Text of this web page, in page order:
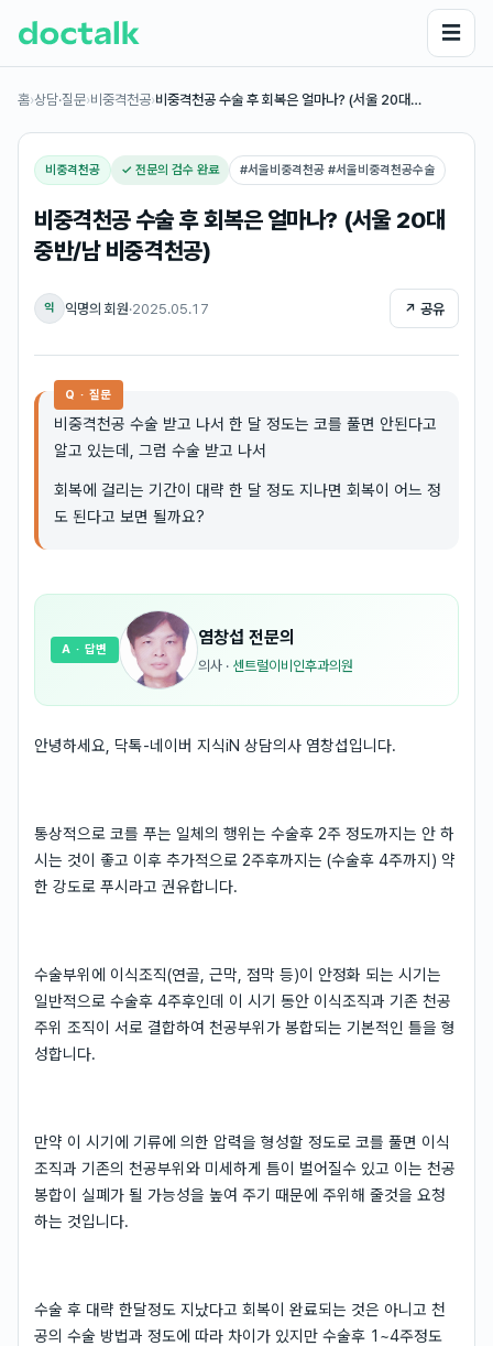
☰
홈›상담·질문›비중격천공›비중격천공 수술 후 회복은 얼마나? (서울 20대…
비중격천공 ✓ 전문의 검수 완료 #서울비중격천공 #서울비중격천공수술
비중격천공 수술 후 회복은 얼마나? (서울 20대
중반/남 비중격천공)
익 익명의 회원·2025.05.17 ↗ 공유
Q · 질문
비중격천공 수술 받고 나서 한 달 정도는 코를 풀면 안된다고
알고 있는데, 그럼 수술 받고 나서
회복에 걸리는 기간이 대략 한 달 정도 지나면 회복이 어느 정
도 된다고 보면 될까요?
염창섭 전문의
의사 · 센트럴이비인후과의원
A · 답변
안녕하세요, 닥톡-네이버 지식iN 상담의사 염창섭입니다.
통상적으로 코를 푸는 일체의 행위는 수술후 2주 정도까지는 안 하
시는 것이 좋고 이후 추가적으로 2주후까지는 (수술후 4주까지) 약
한 강도로 푸시라고 권유합니다.
수술부위에 이식조직(연골, 근막, 점막 등)이 안정화 되는 시기는
일반적으로 수술후 4주후인데 이 시기 동안 이식조직과 기존 천공
주위 조직이 서로 결합하여 천공부위가 봉합되는 기본적인 틀을 형
성합니다.
만약 이 시기에 기류에 의한 압력을 형성할 정도로 코를 풀면 이식
조직과 기존의 천공부위와 미세하게 틈이 벌어질수 있고 이는 천공
봉합이 실폐가 될 가능성을 높여 주기 때문에 주위해 줄것을 요청
하는 것입니다.
수술 후 대략 한달정도 지났다고 회복이 완료되는 것은 아니고 천
공의 수술 방법과 정도에 따라 차이가 있지만 수술후 1~4주정도